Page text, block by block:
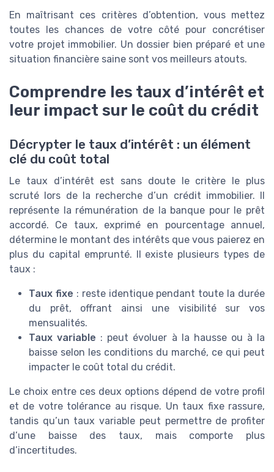
En maîtrisant ces critères d’obtention, vous mettez
toutes les chances de votre côté pour concrétiser
votre projet immobilier. Un dossier bien préparé et une
situation financière saine sont vos meilleurs atouts.
Comprendre les taux d’intérêt et
leur impact sur le coût du crédit
Décrypter le taux d’intérêt : un élément
clé du coût total
Le taux d’intérêt est sans doute le critère le plus
scruté lors de la recherche d’un crédit immobilier. Il
représente la rémunération de la banque pour le prêt
accordé. Ce taux, exprimé en pourcentage annuel,
détermine le montant des intérêts que vous paierez en
plus du capital emprunté. Il existe plusieurs types de
taux :
Taux fixe : reste identique pendant toute la durée
du prêt, offrant ainsi une visibilité sur vos
mensualités.
Taux variable : peut évoluer à la hausse ou à la
baisse selon les conditions du marché, ce qui peut
impacter le coût total du crédit.
Le choix entre ces deux options dépend de votre profil
et de votre tolérance au risque. Un taux fixe rassure,
tandis qu’un taux variable peut permettre de profiter
d’une baisse des taux, mais comporte plus
d’incertitudes.